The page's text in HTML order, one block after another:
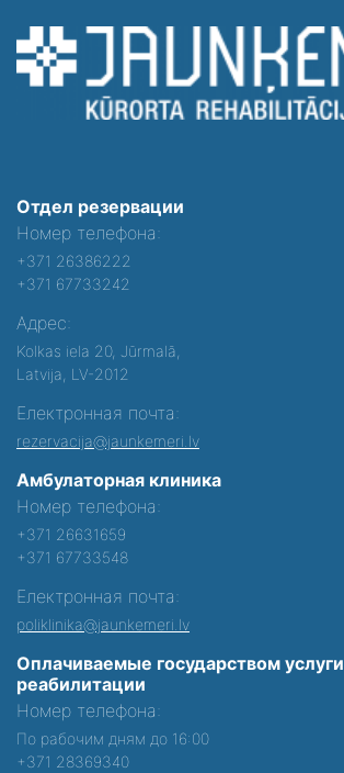
Отдел резервации
Номер телефона:
+371 26386222
+371 67733242
Адрес:
Kolkas iela 20, Jūrmalā,
Latvija, LV-2012
Електронная почта:
rezervacija@jaunkemeri.lv
Амбулаторная клиника
Номер телефона:
+371 26631659
+371 67733548
Електронная почта:
poliklinika@jaunkemeri.lv
Оплачиваемые государством услуги
реабилитации
Номер телефона:
По рабочим дням до 16:00
+371 28369340